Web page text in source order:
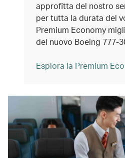
approfitta del nostro
per tutta la durata del
Premium Economy
del nuovo Boeing 777-
Esplora la Premium